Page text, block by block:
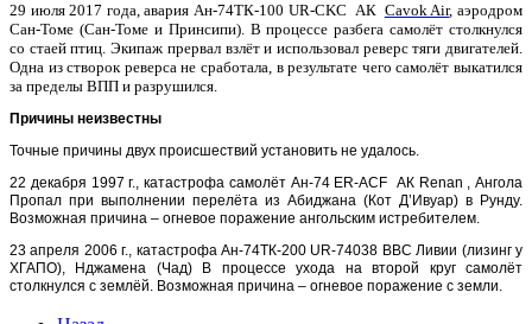
29 июля 2017 года, авария Ан-74ТК-100 UR-CKC АК Cavok Air, аэродром
Сан-Томе (Сан-Томе и Принсипи). В процессе разбега самолёт столкнулся
со стаей птиц. Экипаж прервал взлёт и использовал реверс тяги двигателей.
Одна из створок реверса не сработала, в результате чего самолёт выкатился
за пределы ВПП и разрушился.
Причины неизвестны
Точные причины двух происшествий установить не удалось.
22 декабря 1997 г., катастрофа самолёт Ан-74 ER-ACF АК Renan , Ангола
Пропал при выполнении перелёта из Абиджана (Кот Д’Ивуар) в Рунду.
Возможная причина – огневое поражение ангольским истребителем.
23 апреля 2006 г., катастрофа Ан-74ТК-200 UR-74038 ВВС Ливии (лизинг у
ХГАПО), Нджамена (Чад) В процессе ухода на второй круг самолёт
столкнулся с землёй. Возможная причина – огневое поражение с земли.